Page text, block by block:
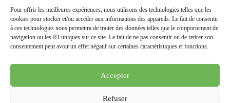
Pour offrir les meilleures expériences, nous utilisons des technologies telles que les
cookies pour stocker et/ou accéder aux informations des appareils. Le fait de consentir
à ces technologies nous permettra de traiter des données telles que le comportement de
navigation ou les ID uniques sur ce site. Le fait de ne pas consentir ou de retirer son
consentement peut avoir un effet négatif sur certaines caractéristiques et fonctions.
Accepter
Refuser
Au panier doré
18 Rue des Terreaux, 38500 Voiron
Liens rapides
Informations
Mentions légales